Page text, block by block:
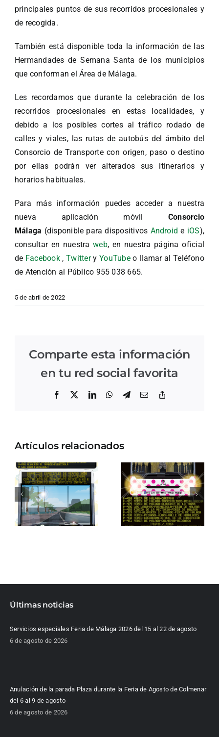
principales puntos de sus recorridos procesionales y
de recogida.
También está disponible toda la información de las
Hermandades de Semana Santa de los municipios
que conforman el Área de Málaga.
Les recordamos que durante la celebración de los
recorridos procesionales en estas localidades, y
debido a los posibles cortes al tráfico rodado de
calles y viales, las rutas de autobús del ámbito del
Consorcio de Transporte con origen, paso o destino
por ellas podrán ver alterados sus itinerarios y
horarios habituales.
Para más información puedes acceder a nuestra
nueva aplicación móvil Consorcio
Málaga (disponible para dispositivos Android e iOS),
consultar en nuestraweb, en nuestra página oficial
de Facebook,TwitteryYouTubeo llamar al Teléfono
de Atención al Público 955 038 665.
5 de abril de 2022
Comparte esta información
en tu red social favorita
Facebook LinkedInWhatsApp
Telegram
Correo
Artículos relacionados
Últimas noticias
Servicios especiales Feria de Málaga 2026 del 15 al 22 de agosto
6 de agosto de 2026
Anulación de la parada Plaza durante la Feria de Agosto de Colmenar
del 6 al 9 de agosto
6 de agosto de 2026